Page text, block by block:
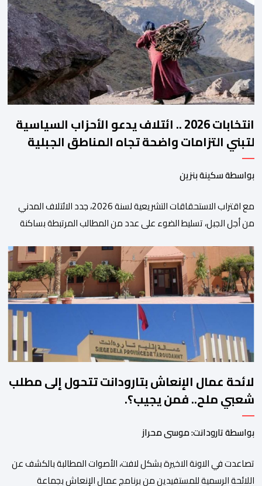
هذه المنصة، التي تم إطلاقها في إطار استراتيجيتها الرامية إلى التحديث
والتحول الرقمي، تشكل خطوة مهمة في […]
انتخابات 2026 .. ائتلاف يدعو الأحزاب السياسية
لتبني التزامات واضحة تجاه المناطق الجبلية
بواسطة سكينة بنزين
مع اقتراب الاستحقاقات التشريعية لسنة 2026، جدد الائتلاف المدني
من أجل الجبل، تسليط الضوء على عدد من المطالب المرتبطة بساكنة
فيها الأحزاب السياسية، إلى ادراج 10 التزامات ضمن برامجها الانتخابية
المنتظرة، في إطار تعاقد سياسي مع المناطق الجبلية والانتقال من
الوعود الانتخابية إلى التزامات عملية […]
لائحة عمال الإنعاش بتارودانت تتحول إلى مطلب
شعبي ملح.. فمن يجيب؟.
بواسطة تارودانت: موسى محراز
تصاعدت في الاونة الاخيرة بشكل لافت، الأصوات المطالبة بالكشف عن
اللائحة الرسمية للمستفيدين من برنامج عمال الإنعاش بجماعة